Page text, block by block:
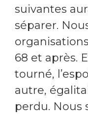
suivantes
séparer.
68 et après.
tourné,
autre,
perdu. Nous